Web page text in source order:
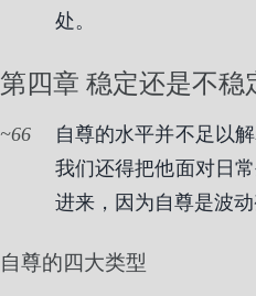
处。
第四章 稳定还是不稳
66
自尊的水平并不足以
我们还得把他面对日
进来，因为自尊是波动
自尊的四大类型